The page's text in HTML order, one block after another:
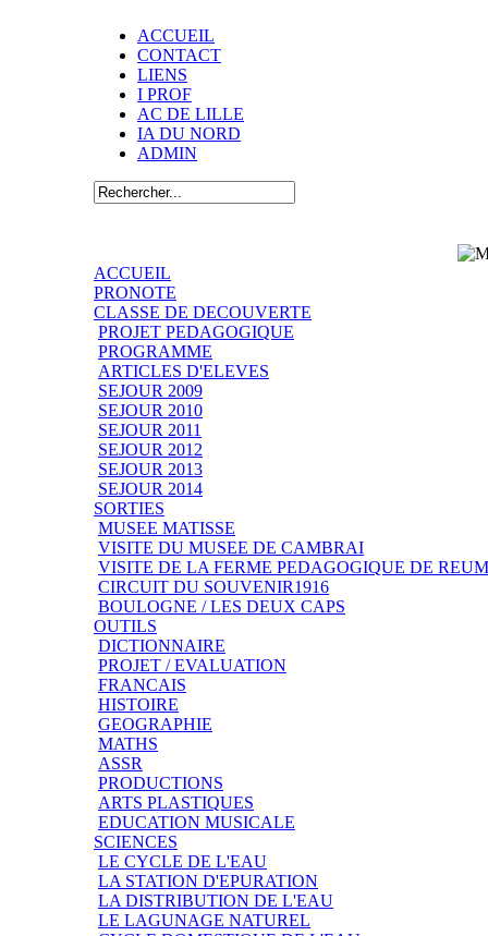
ACCUEIL
CONTACT
LIENS
I PROF
AC DE LILLE
IA DU NORD
ADMIN
ACCUEIL
PRONOTE
CLASSE DE DECOUVERTE
PROJET PEDAGOGIQUE
PROGRAMME
ARTICLES D'ELEVES
SEJOUR 2009
SEJOUR 2010
SEJOUR 2011
SEJOUR 2012
SEJOUR 2013
SEJOUR 2014
SORTIES
MUSEE MATISSE
VISITE DU MUSEE DE CAMBRAI
VISITE DE LA FERME PEDAGOGIQUE DE
CIRCUIT DU SOUVENIR1916
BOULOGNE / LES DEUX CAPS
OUTILS
DICTIONNAIRE
PROJET / EVALUATION
FRANCAIS
HISTOIRE
GEOGRAPHIE
MATHS
ASSR
PRODUCTIONS
ARTS PLASTIQUES
EDUCATION MUSICALE
SCIENCES
LE CYCLE DE L'EAU
LA STATION D'EPURATION
LA DISTRIBUTION DE L'EAU
LE LAGUNAGE NATUREL